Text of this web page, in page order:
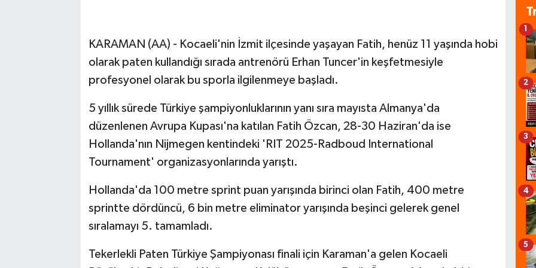
KARAMAN (AA) - Kocaeli'nin İzmit ilçesinde yaşayan Fatih, henüz 11 yaşında hobi
olarak paten kullandığı sırada antrenörü Erhan Tuncer'in keşfetmesiyle
profesyonel olarak bu sporla ilgilenmeye başladı.
5 yıllık sürede Türkiye şampiyonluklarının yanı sıra mayısta Almanya'da
düzenlenen Avrupa Kupası'na katılan Fatih Özcan, 28-30 Haziran'da ise
Hollanda'nın Nijmegen kentindeki 'RIT 2025-Radboud International
Tournament' organizasyonlarında yarıştı.
Hollanda'da 100 metre sprint puan yarışında birinci olan Fatih, 400 metre
sprintte dördüncü, 6 bin metre eliminator yarışında beşinci gelerek genel
sıralamayı 5. tamamladı.
Tekerlekli Paten Türkiye Şampiyonası finali için Karaman'a gelen Kocaeli
1
2
3
4
5